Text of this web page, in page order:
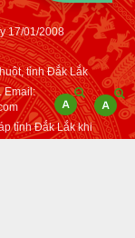
17/01/2008
tỉnh Đắk Lắk
Email:
tỉnh Đắk Lắk khi